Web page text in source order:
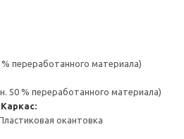
переработанного материала)
50 % переработанного материала)
Каркас:
окантовка